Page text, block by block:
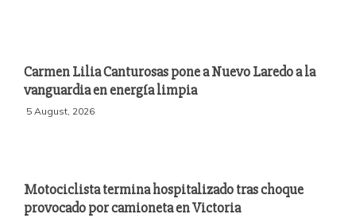
Carmen Lilia Canturosas pone a Nuevo Laredo a la
vanguardia en energía limpia
5 August, 2026
Motociclista termina hospitalizado tras choque
provocado por camioneta en Victoria